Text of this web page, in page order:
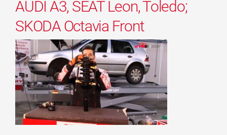
AUDI A3, SEAT Leon, Toledo;
SKODA Octavia Front